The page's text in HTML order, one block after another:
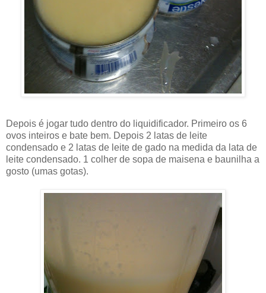
Depois é jogar tudo dentro do liquidificador. Primeiro os 6
ovos inteiros e bate bem. Depois 2 latas de leite
condensado e 2 latas de leite de gado na medida da lata de
leite condensado. 1 colher de sopa de maisena e baunilha a
gosto (umas gotas).